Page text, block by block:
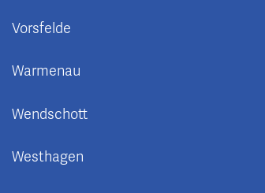
Vorsfelde
Warmenau
Wendschott
Westhagen